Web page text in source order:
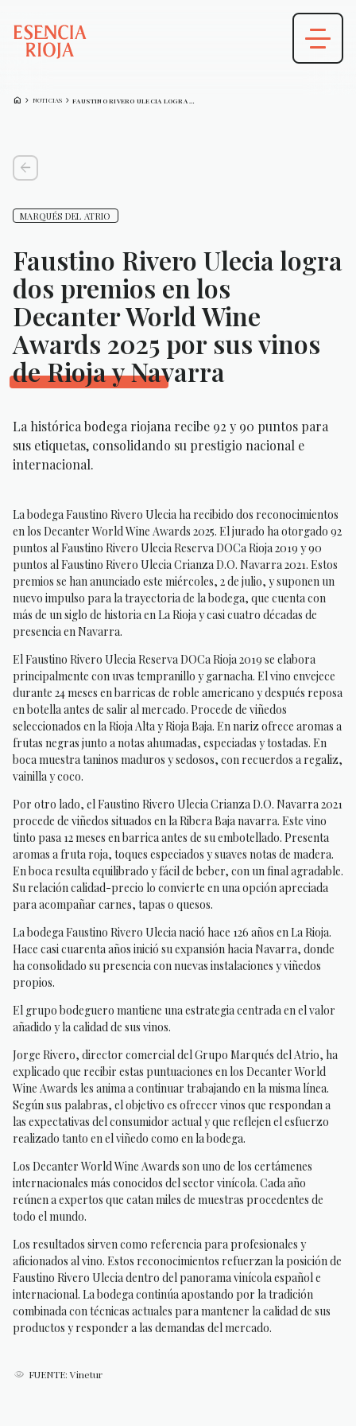
HOME CHEVRON_FORWARD NOTICIAS CHEVRON_FORWARD
arrow_back
MARQUÉS DEL ATRIO
Faustino Rivero Ulecia logra
dos premios en los
Decanter World Wine
Awards 2025 por sus vinos
de Rioja y Navarra
La histórica bodega riojana recibe 92 y 90 puntos para
sus etiquetas, consolidando su prestigio nacional e
internacional.
La bodega Faustino Rivero Ulecia ha recibido dos reconocimientos
en los Decanter World Wine Awards 2025. El jurado ha otorgado 92
puntos al Faustino Rivero Ulecia Reserva DOCa Rioja 2019 y 90
puntos al Faustino Rivero Ulecia Crianza D.O. Navarra 2021. Estos
premios se han anunciado este miércoles, 2 de julio, y suponen un
nuevo impulso para la trayectoria de la bodega, que cuenta con
más de un siglo de historia en La Rioja y casi cuatro décadas de
presencia en Navarra.
El Faustino Rivero Ulecia Reserva DOCa Rioja 2019 se elabora
principalmente con uvas tempranillo y garnacha. El vino envejece
durante 24 meses en barricas de roble americano y después reposa
en botella antes de salir al mercado. Procede de viñedos
seleccionados en la Rioja Alta y Rioja Baja. En nariz ofrece aromas a
frutas negras junto a notas ahumadas, especiadas y tostadas. En
boca muestra taninos maduros y sedosos, con recuerdos a regaliz,
vainilla y coco.
Por otro lado, el Faustino Rivero Ulecia Crianza D.O. Navarra 2021
procede de viñedos situados en la Ribera Baja navarra. Este vino
tinto pasa 12 meses en barrica antes de su embotellado. Presenta
aromas a fruta roja, toques especiados y suaves notas de madera.
En boca resulta equilibrado y fácil de beber, con un final agradable.
Su relación calidad-precio lo convierte en una opción apreciada
para acompañar carnes, tapas o quesos.
La bodega Faustino Rivero Ulecia nació hace 126 años en La Rioja.
Hace casi cuarenta años inició su expansión hacia Navarra, donde
ha consolidado su presencia con nuevas instalaciones y viñedos
propios.
El grupo bodeguero mantiene una estrategia centrada en el valor
añadido y la calidad de sus vinos.
Jorge Rivero, director comercial del Grupo Marqués del Atrio, ha
explicado que recibir estas puntuaciones en los Decanter World
Wine Awards les anima a continuar trabajando en la misma línea.
Según sus palabras, el objetivo es ofrecer vinos que respondan a
las expectativas del consumidor actual y que reflejen el esfuerzo
realizado tanto en el viñedo como en la bodega.
Los Decanter World Wine Awards son uno de los certámenes
internacionales más conocidos del sector vinícola. Cada año
reúnen a expertos que catan miles de muestras procedentes de
todo el mundo.
Los resultados sirven como referencia para profesionales y
aficionados al vino. Estos reconocimientos refuerzan la posición de
Faustino Rivero Ulecia dentro del panorama vinícola español e
internacional. La bodega continúa apostando por la tradición
combinada con técnicas actuales para mantener la calidad de sus
productos y responder a las demandas del mercado.
FUENTE: Vinetur